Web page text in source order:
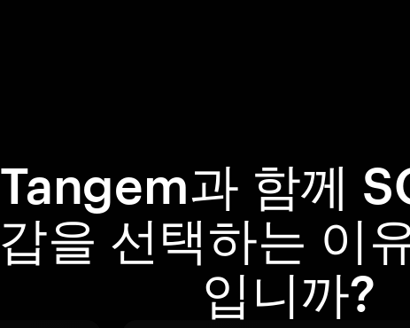
Tangem과 함께
갑을 선택하는 이
입니까?